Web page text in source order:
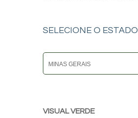
SELECIONE O ESTADO
VISUAL VERDE